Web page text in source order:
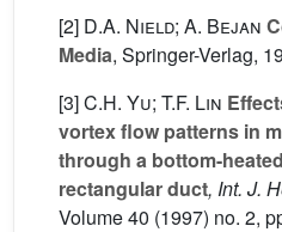
[2] D.A. Nield; A. Bejan
Media, Springer-Verlag,
[3]C.H. Yu; T.F. Lin
vortex flow patterns in
through a bottom-
rectangular duct, Int. J.
Volume 40 (1997) no. 2,